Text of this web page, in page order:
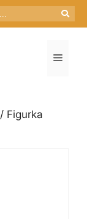
Menu
/ Figurka